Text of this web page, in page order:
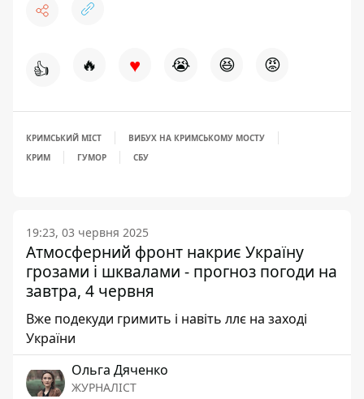
👍 🔥 ♥ 😭 😆 😡
КРИМСЬКИЙ МІСТ
ВИБУХ НА КРИМСЬКОМУ МОСТУ
КРИМ
ГУМОР СБУ
19:23, 03 червня 2025
Атмосферний фронт накриє Україну
грозами і шквалами - прогноз погоди на
завтра, 4 червня
Вже подекуди гримить і навіть ллє на заході
України
Ольга Дяченко
ЖУРНАЛІСТ